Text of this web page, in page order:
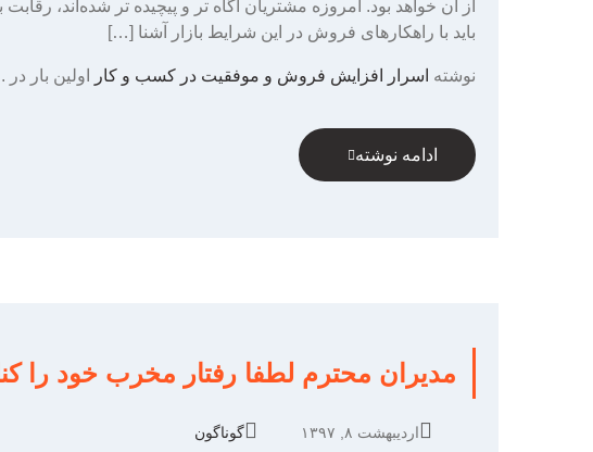
از آن خواهد بود. امروزه مشتریان آگاه‌ تر و پیچید‌ه‌ تر شده‌اند،
باید با راهکارهای فروش در این شرایط بازار آشنا […]
نوشته اسرار افزایش فروش و موفقیت در کسب و کار اولین بار در
ادامه نوشته
مدیران محترم لطفا رفتار مخرب خود را
اردیبهشت ۸, ۱۳۹۷ گوناگون